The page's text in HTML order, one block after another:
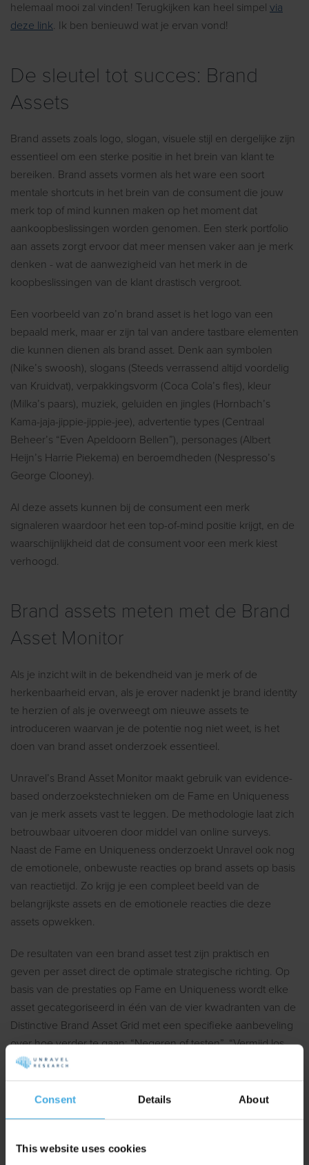
Consent Details About
This website uses cookies
helemaal mooi zal vinden! Terugkijken kan heel simpel via
deze link. Ik ben benieuwd wat je ervan vond!
De sleutel tot succes: Brand
Assets
Brand assets zoals logo, slogan, visuele stijl en dergelijke zijn
essentieel om een sterke positie in het brein van klant te
bereiken. Brand assets vormen als het ware een soort
mentale shortcuts in het brein van de consument die jouw
merk top of mind kunnen maken op het moment dat
aankoopbeslissingen worden genomen. Een sterk portfolio
aan assets zorgt ervoor dat meer mensen vaker aan je merk
denken - wat de aanwezigheid van het merk in de
koopbeslissingen van de klant drastisch vergroot.
Een voorbeeld van zo’n brand asset is het logo van een
bepaald merk, maar er zijn tal van andere tastbare elementen
die kunnen dienen als brand asset. Denk aan symbolen
(Nike’s swoosh), slogans (Steeds verrassend altijd voordelig
van Kruidvat), verpakkingsvorm (Coca Cola’s fles), kleur
(Milka’s paars), muziek, geluiden en jingles (Hornbach’s
Kama-jaja-jippie-jippie-jee), advertentie types (Centraal
Beheer’s “Even Apeldoorn Bellen”), personages (Albert
Heijn’s Harrie Piekema) en beroemdheden (Nespresso’s
George Clooney).
Al deze assets kunnen bij de consument een merk
signaleren waardoor het een top-of-mind positie krijgt, en de
waarschijnlijkheid dat de consument voor een merk kiest
verhoogd.
Brand assets meten met de Brand
Asset Monitor
Als je inzicht wilt in de bekendheid van je merk of de
herkenbaarheid ervan, als je erover nadenkt je brand identity
te herzien of als je overweegt om nieuwe assets te
introduceren waarvan je de potentie nog niet weet, is het
doen van brand asset onderzoek essentieel.
Unravel’s Brand Asset Monitor maakt gebruik van evidence-
based onderzoekstechnieken om de Fame en Uniqueness
van je merk assets vast te leggen. De methodologie laat zich
betrouwbaar uitvoeren door middel van online surveys.
Naast de Fame en Uniqueness onderzoekt Unravel ook nog
de emotionele, onbewuste reacties op brand assets op basis
van reactietijd. Zo krijg je een compleet beeld van de
belangrijkste assets en de emotionele reacties die deze
assets opwekken.
De resultaten van een brand asset test zijn praktisch en
geven per asset direct de optimale strategische richting. Op
basis van de prestaties op Fame en Uniqueness wordt elke
asset gecategoriseerd in één van de vier kwadranten van de
Distinctive Brand Asset Grid met een specifieke aanbeveling
over hoe verder te gaan: “Negeren of testen”, “Vermijd los
gebruik”, “Investeringspotentieel” en “Gebruik of